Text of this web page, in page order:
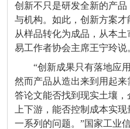
创新不只是研发全新的产
与机构。如此，创新方案才
从样品转化为成品，从本
易工作者协会主席王宁玲说
“创新成果只有落地应
然而产品从造出来到用起
答论文能否找到现实土壤
上下游，能否控制成本实
一系列的问题。”国家工业